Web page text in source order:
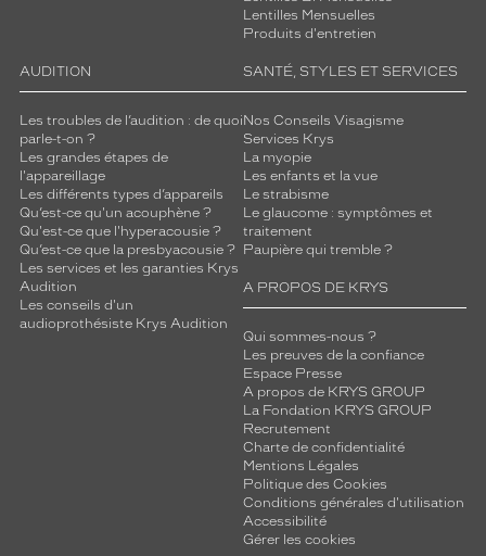
Lentilles Mensuelles
Produits d'entretien
AUDITION
Les troubles de l’audition : de quoi
parle-t-on ?
Les grandes étapes de
l'appareillage
Les différents types d’appareils
Qu’est-ce qu'un acouphène ?
Qu'est-ce que l'hyperacousie ?
Qu’est-ce que la presbyacousie ?
Les services et les garanties Krys
Audition
Les conseils d'un
audioprothésiste Krys Audition
SANTÉ, STYLES ET SERVICES
Nos Conseils Visagisme
Services Krys
La myopie
Les enfants et la vue
Le strabisme
Le glaucome : symptômes et
traitement
Paupière qui tremble ?
A PROPOS DE KRYS
Qui sommes-nous ?
Les preuves de la confiance
Espace Presse
A propos de KRYS GROUP
La Fondation KRYS GROUP
Recrutement
Charte de confidentialité
Mentions Légales
Politique des Cookies
Conditions générales d'utilisation
Accessibilité
Gérer les cookies